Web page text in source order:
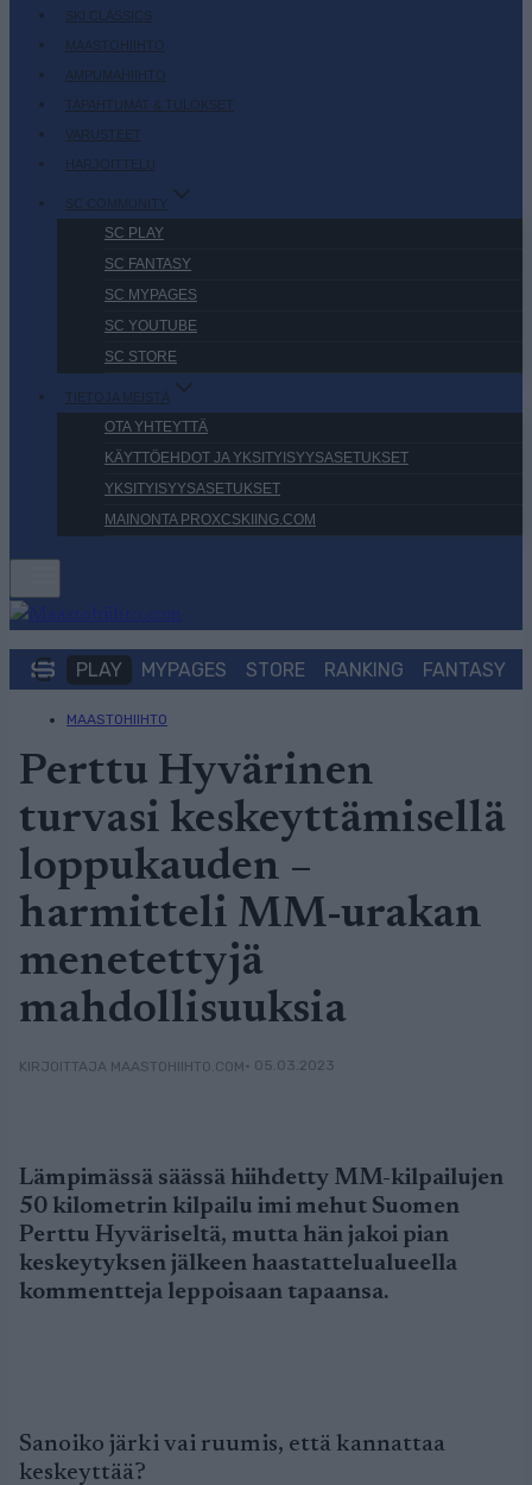
SKI CLASSICS
MAASTOHIIHTO
AMPUMAHIIHTO
TAPAHTUMAT & TULOKSET
VARUSTEET
HARJOITTELU
SC COMMUNITY
SC PLAY
SC FANTASY
SC MYPAGES
SC YOUTUBE
SC STORE
TIETOJA MEISTÄ
OTA YHTEYTTÄ
KÄYTTÖEHDOT JA YKSITYISYYSASETUKSET
YKSITYISYYSASETUKSET
MAINONTA PROXCSKIING.COM
PLAY MYPAGES STORE RANKING FANTASY
MAASTOHIIHTO
Perttu Hyvärinen
turvasi keskeyttämisellä
loppukauden –
harmitteli MM-urakan
menetettyjä
mahdollisuuksia
KIRJOITTAJA MAASTOHIIHTO.COM• 05.03.2023
Lämpimässä säässä hiihdetty MM-kilpailujen
50 kilometrin kilpailu imi mehut Suomen
Perttu Hyväriseltä, mutta hän jakoi pian
keskeytyksen jälkeen haastattelualueella
kommentteja leppoisaan tapaansa.
Sanoiko järki vai ruumis, että kannattaa
keskeyttää?